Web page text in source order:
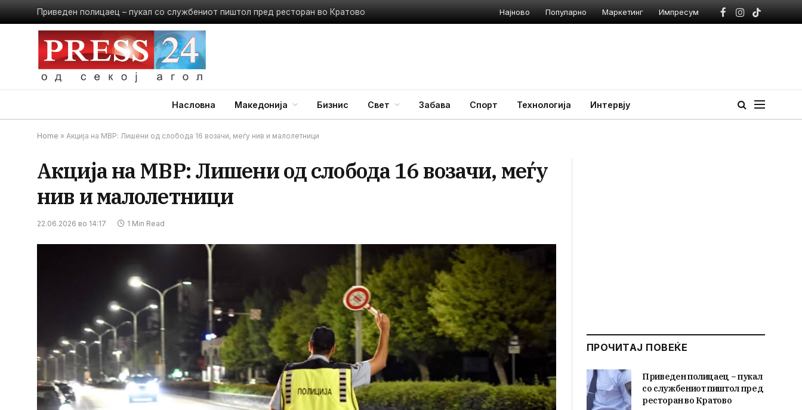
Приведен полицаец – пукал со службениот пиштол пред ресторан во Кратово Најново Популарно Маркетинг Импресум
Facebook
Instagram
TikTok
Насловна Македонија Бизнис Свет Забава Спорт Технологија Интервју
Home » Акција на МВР: Лишени од слобода 16 возачи, меѓу нив и малолетници
Акција на МВР: Лишени од слобода 16 возачи, меѓу
нив и малолетници
22.06.2026 во 14:17 1 Min Read
ПРОЧИТАЈ ПОВЕЌЕ
Приведен полицаец – пукал
со службениот пиштол пред
ресторан во Кратово